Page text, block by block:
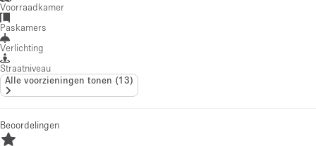
Voorraadkamer
Paskamers
Verlichting
Straatniveau
Alle voorzieningen tonen (13)
Beoordelingen